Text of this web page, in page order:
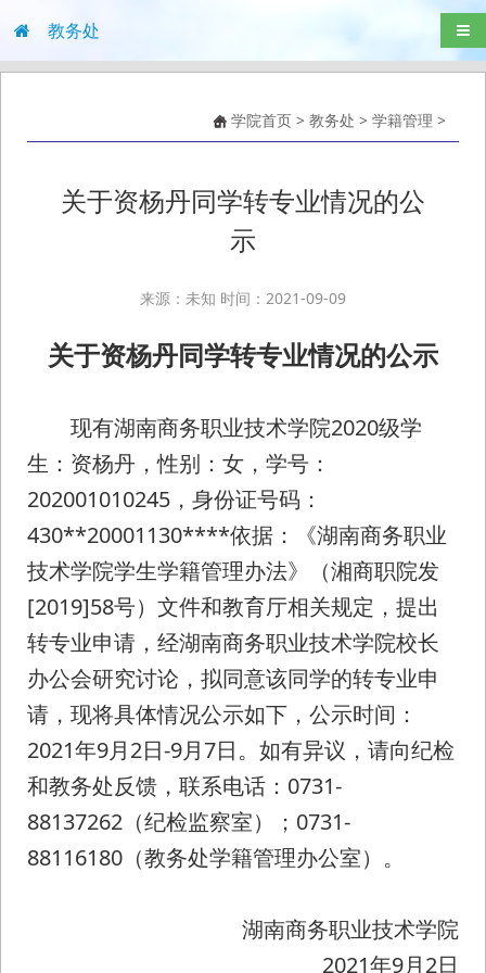
教务处 导
学院首页 > 教务处 > 学籍管理 >
关于资杨丹同学转专业情况的公
示
来源：未知 时间：2021-09-09
关于资杨丹同学转专业情况的公示
现有湖南商务职业技术学院2020级学
生：资杨丹，性别：女，学号：
202001010245，身份证号码：
430**20001130****依据：《湖南商务职业
技术学院学生学籍管理办法》（湘商职院发
[2019]58号）文件和教育厅相关规定，提出
转专业申请，经湖南商务职业技术学院校长
办公会研究讨论，拟同意该同学的转专业申
请，现将具体情况公示如下，公示时间：
2021年9月2日-9月7日。如有异议，请向纪检
和教务处反馈，联系电话：0731-
88137262（纪检监察室）；0731-
88116180（教务处学籍管理办公室）。
湖南商务职业技术学院
2021年9月2日